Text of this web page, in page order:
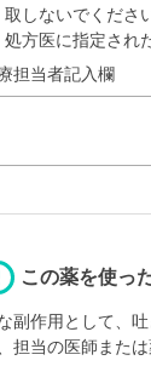
取しないでくださ
処方医に指定され
担当者記入欄
この薬を使っ
副作用として、
担当の医師また